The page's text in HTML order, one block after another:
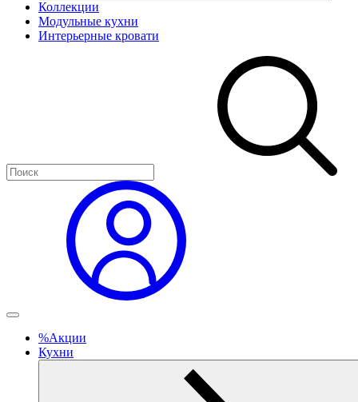
Коллекции
Модульные кухни
Интерьерные кровати
%Акции
Кухни